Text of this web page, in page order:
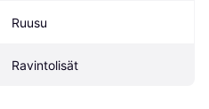
Ruusu
Ravintolisät